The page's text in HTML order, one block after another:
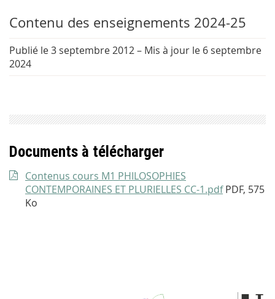
Contenu des enseignements 2024-25
Publié le 3 septembre 2012– Mis à jour le 6 septembre
2024
Documents à télécharger
Contenus cours M1 PHILOSOPHIES
CONTEMPORAINES ET PLURIELLES CC-1.pdf PDF, 575
Ko